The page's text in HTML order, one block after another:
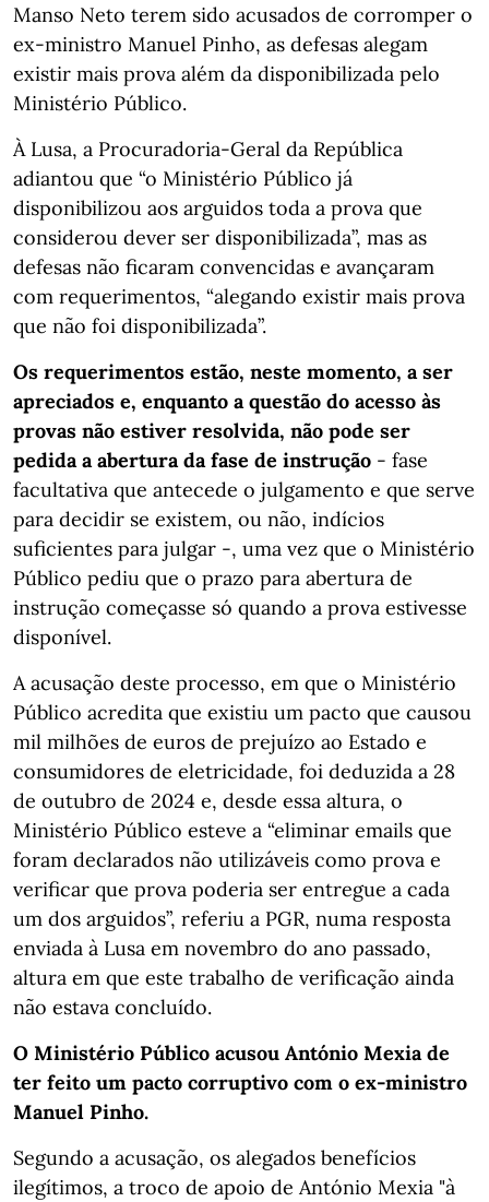
Manso Neto terem sido acusados de corromper o
ex-ministro Manuel Pinho, as defesas alegam
existir mais prova além da disponibilizada pelo
Ministério Público.
À Lusa, a Procuradoria-Geral da República
adiantou que “o Ministério Público já
disponibilizou aos arguidos toda a prova que
considerou dever ser disponibilizada”, mas as
defesas não ficaram convencidas e avançaram
com requerimentos, “alegando existir mais prova
que não foi disponibilizada”.
Os requerimentos estão, neste momento, a ser
apreciados e, enquanto a questão do acesso às
provas não estiver resolvida, não pode ser
pedida a abertura da fase de instrução - fase
facultativa que antecede o julgamento e que serve
para decidir se existem, ou não, indícios
suficientes para julgar -, uma vez que o Ministério
Público pediu que o prazo para abertura de
instrução começasse só quando a prova estivesse
disponível.
A acusação deste processo, em que o Ministério
Público acredita que existiu um pacto que causou
mil milhões de euros de prejuízo ao Estado e
consumidores de eletricidade, foi deduzida a 28
de outubro de 2024 e, desde essa altura, o
Ministério Público esteve a “eliminar emails que
foram declarados não utilizáveis como prova e
verificar que prova poderia ser entregue a cada
um dos arguidos”, referiu a PGR, numa resposta
enviada à Lusa em novembro do ano passado,
altura em que este trabalho de verificação ainda
não estava concluído.
O Ministério Público acusou António Mexia de
ter feito um pacto corruptivo com o ex-ministro
Manuel Pinho.
Segundo a acusação, os alegados benefícios
ilegítimos, a troco de apoio de António Mexia "à